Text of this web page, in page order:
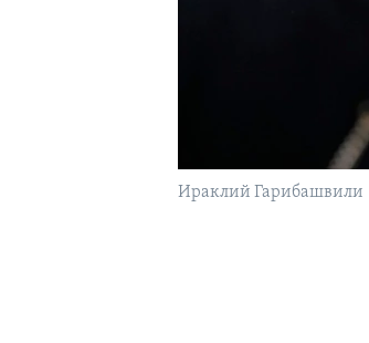
Ираклий Гарибашвили